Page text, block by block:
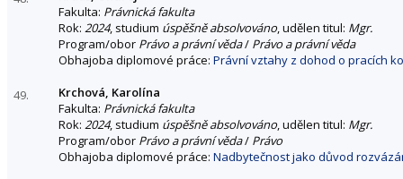
Fakulta: Právnická fakulta
Rok: 2024, studium úspěšně absolvováno, udělen titul: Mgr.
Program/obor Právo a právní věda/ Právo a právní věda
Obhajoba diplomové práce: Právní vztahy z dohod o pracích
49.
Krchová, Karolína
Fakulta: Právnická fakulta
Rok: 2024, studium úspěšně absolvováno, udělen titul: Mgr.
Program/obor Právo a právní věda/ Právo
Obhajoba diplomové práce: Nadbytečnost jako důvod